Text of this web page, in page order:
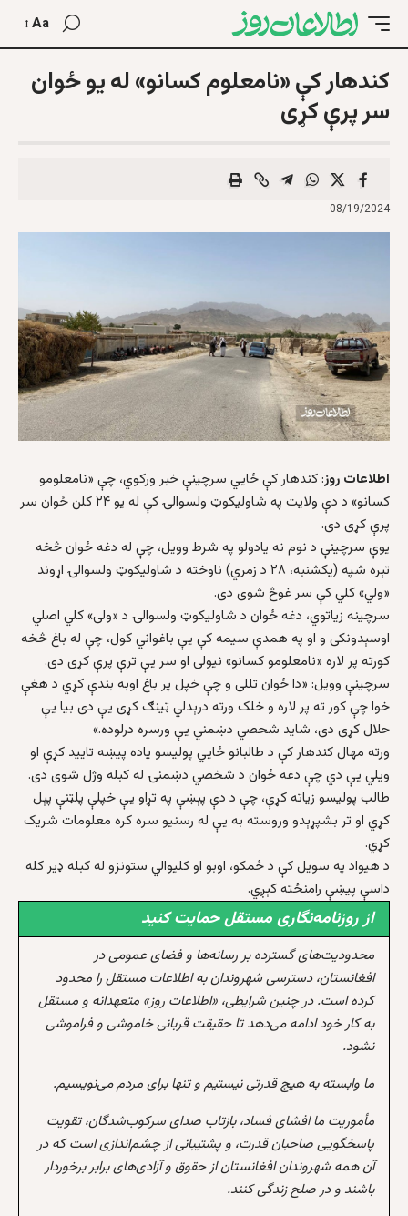
Aa
کندهار کې «نامعلوم کسانو» له یو ځوان
سر پرې کړی
08/19/2024
اطلاعات روز: کندهار کې ځایي سرچینې خبر ورکوي، چې «نامعلومو
کسانو» د دې ولایت په شاولیکوټ ولسوالۍ کې له یو ۲۴ کلن ځوان سر
پرې کړی دی.
یوې سرچینې د نوم نه یادولو په شرط وویل، چې له دغه ځوان څخه
تېره شپه (یکشنبه، ۲۸ د زمري) ناوخته د شاولیکوټ ولسوالۍ اړوند
«ولي» کلي کې سر غوڅ شوی دی.
سرچینه زیاتوي، دغه ځوان د شاولیکوټ ولسوالۍ د «ولی» کلي اصلي
اوسېدونکی و او په همدې سیمه کې یې باغواني کول، چې له باغ څخه
کورته پر لاره «نامعلومو کسانو» نیولی او سر یې ترې پرې کړی دی.
سرچینې وویل: «دا ځوان تللی و چې خپل پر باغ اوبه بندې کړي د هغې
خوا چې کور ته پر لاره و خلک ورته درېدلي ټینګ کړی یې دی بیا یې
حلال کړی دی، شاید شحصي دښمني یې ورسره درلوده.»
ورته مهال کندهار کې د طالبانو ځایي پولیسو یاده پيښه تایید کړې او
ویلي یې دي چې دغه ځوان د شخصي دښمنۍ له کبله وژل شوی دی.
طالب پولیسو زیاته کړې، چې د دې پېښې په تړاو یې خپلې پلټنې پېل
کړي او تر بشپړېدو وروسته به یې له رسنیو سره کره معلومات شریک
کړي.
د هیواد په سویل کې د ځمکو، اوبو او کلیوالي ستونزو له کبله ډیر کله
داسې پیښې رامنځته کېږي.
از روزنامه‌نگاری مستقل حمایت کنید
محدودیت‌های گسترده بر رسانه‌ها و فضای عمومی در
افغانستان، دسترسی شهروندان به اطلاعات مستقل را محدود
کرده است. در چنین شرایطی، «اطلاعات روز» متعهدانه و مستقل
به کار خود ادامه می‌دهد تا حقیقت قربانی خاموشی و فراموشی
نشود.
ما وابسته به هیچ قدرتی نیستیم و تنها برای مردم می‌نویسیم.
مأموریت ما افشای فساد، بازتاب صدای سرکوب‌شدگان، تقویت
پاسخگویی صاحبان قدرت، و پشتیبانی از چشم‌اندازی است که در
آن همه شهروندان افغانستان از حقوق و آزادی‌های برابر برخوردار
باشند و در صلح زندگی کنند.